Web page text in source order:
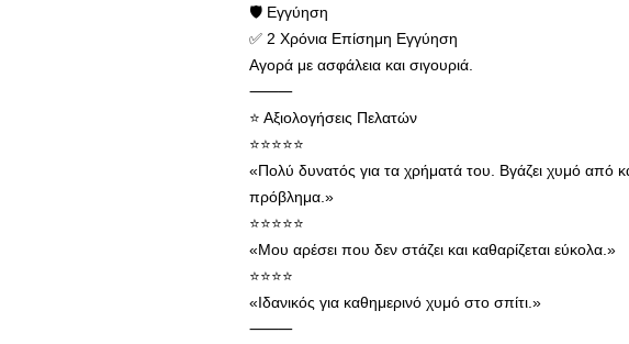
🛡 Εγγύηση
✅ 2 Χρόνια Επίσημη Εγγύηση
Αγορά με ασφάλεια και σιγουριά.
⸻
⭐ Αξιολογήσεις Πελατών
⭐⭐⭐⭐⭐
«Πολύ δυνατός για τα χρήματά του. Βγάζει χυμό από
πρόβλημα.»
⭐⭐⭐⭐⭐
«Μου αρέσει που δεν στάζει και καθαρίζεται εύκολα.»
⭐⭐⭐⭐
«Ιδανικός για καθημερινό χυμό στο σπίτι.»
⸻